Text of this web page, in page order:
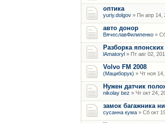
оптика
yuriy.dolgov » Пн апр 14,
авто донор
ВячеславФилипенко »
Разборка
lAmatoryl » Пт авг 02,
Volvo FM 2008
(Мациборук) » Чт ноя
Нужен датчик
nikolay bez » Чт окт 24,
замок багажника
сусанна кума » Сб окт